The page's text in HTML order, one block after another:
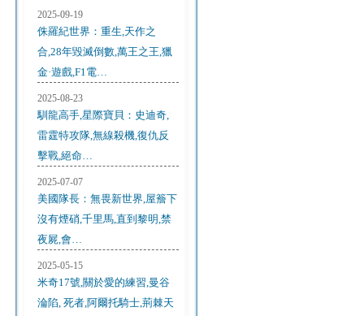
2025-09-19
侏羅紀世界：重生,天作之
合,28年毀滅倒數,萬王之王,獵
金·遊戲,F1電…
2025-08-23
馴龍高手,星際寶貝：史迪奇,
雷霆特攻隊,無線殺機,復仇反
擊戰,絕命…
2025-07-07
美國隊長：無畏新世界,屋簷下
沒有煙硝,千里馬,直到黎明,禁
夜屍,會…
2025-05-15
米奇17號,關於愛的練習,曼谷
淪陷, 死者,阿爾托騎士,荊棘天